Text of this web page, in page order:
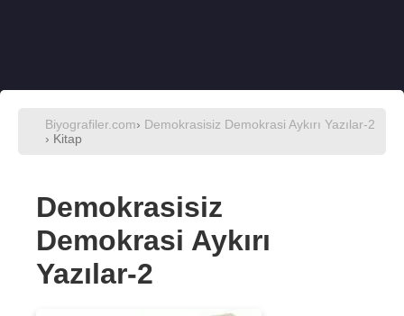
Biyografiler.com› Demokrasisiz Demokrasi Aykırı Yazılar-2
› Kitap
Demokrasisiz
Demokrasi Aykırı
Yazılar-2